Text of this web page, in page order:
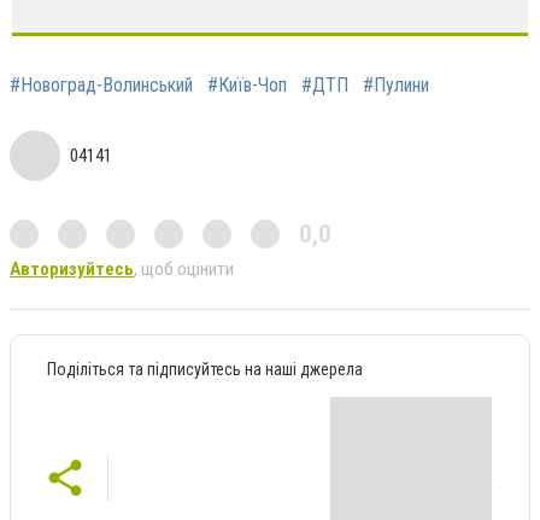
#Новоград-Волинський #Київ-Чоп #ДТП #Пулини
04141
0,0
Авторизуйтесь, щоб оцінити
Поділіться та підписуйтесь на наші джерела